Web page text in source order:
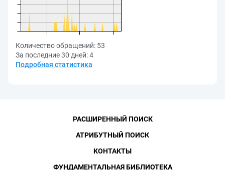
Количество обращений: 53
За последние 30 дней:4
Подробная статистика
РАСШИРЕННЫЙ ПОИСК
АТРИБУТНЫЙ ПОИСК
КОНТАКТЫ
ФУНДАМЕНТАЛЬНАЯ БИБЛИОТЕКА